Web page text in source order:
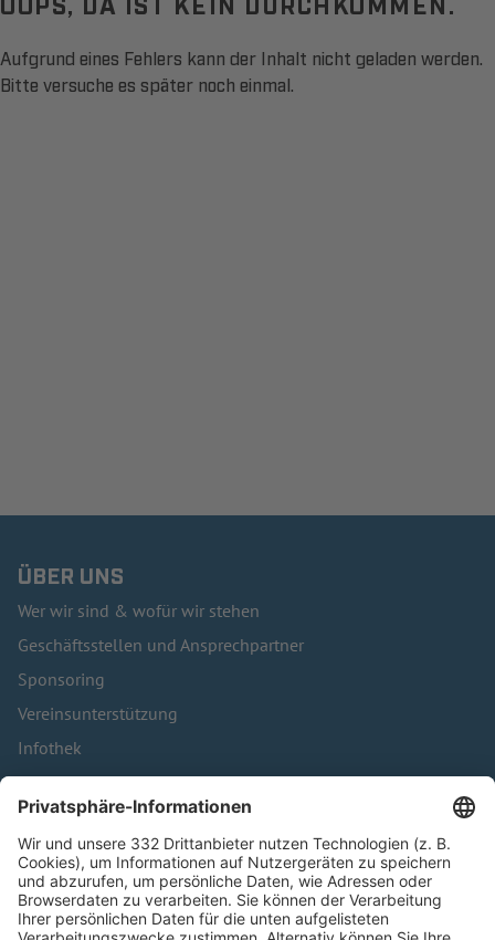
Aufgrund eines Fehlers kann der Inhalt nicht geladen werden.
Bitte versuche es später noch einmal.
ÜBER UNS
Wer wir sind & wofür wir stehen
Geschäftsstellen und Ansprechpartner
Sponsoring
Vereinsunterstützung
Infothek
Kontakt
HÄUFIG BESUCHTE SEITEN
Pässe und Vereinswechsel
Trainerausbildung